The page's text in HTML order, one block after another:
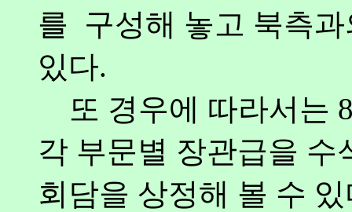
를 구성해 놓고 북측
있다.
또 경우에 따라서는
각 부문별 장관급을
회담을 상정해 볼 수